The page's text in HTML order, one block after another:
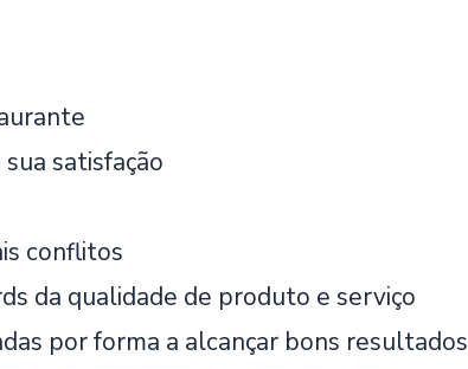
satisfação
conflitos
da qualidade de produto e serviço
por forma a alcançar bons resultados